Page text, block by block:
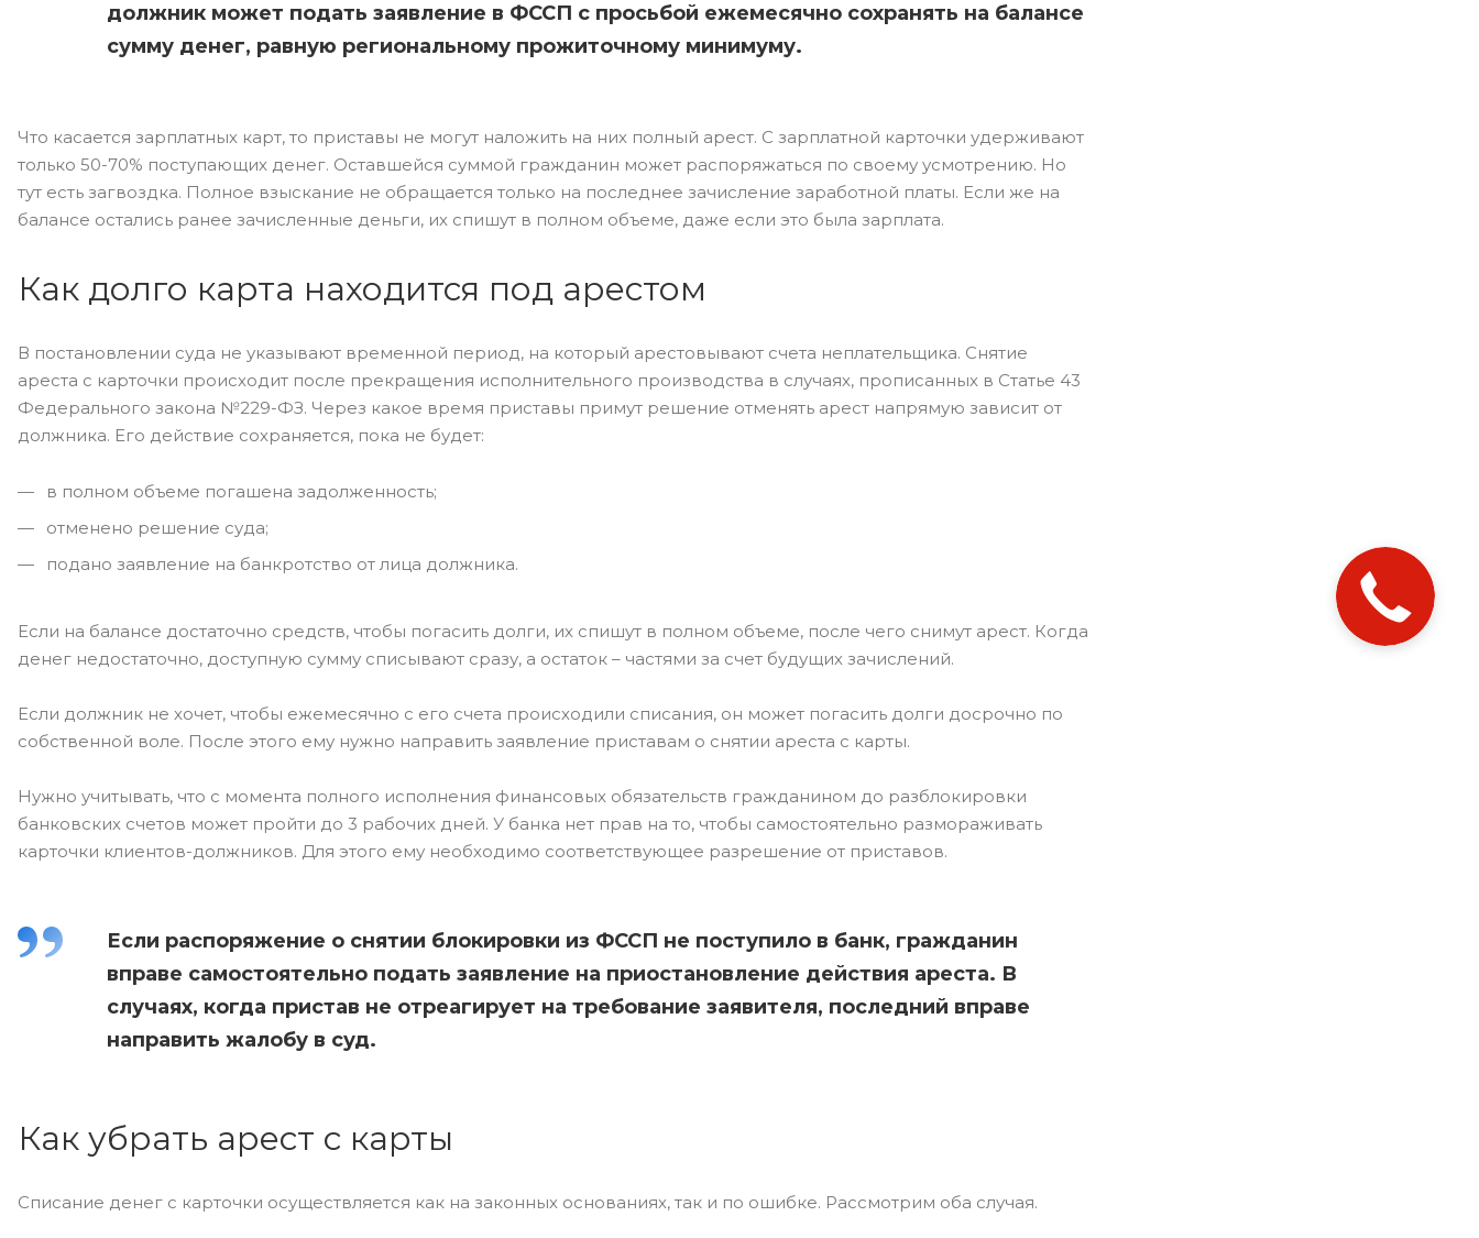
должник может подать заявление в ФССП с просьбой ежемесячно сохранять на балансе
сумму денег, равную региональному прожиточному минимуму.
Что касается зарплатных карт, то приставы не могут наложить на них полный арест. С зарплатной карточки удерживают
только 50-70% поступающих денег. Оставшейся суммой гражданин может распоряжаться по своему усмотрению. Но
тут есть загвоздка. Полное взыскание не обращается только на последнее зачисление заработной платы. Если же на
балансе остались ранее зачисленные деньги, их спишут в полном объеме, даже если это была зарплата.
Как долго карта находится под арестом
В постановлении суда не указывают временной период, на который арестовывают счета неплательщика. Снятие
ареста с карточки происходит после прекращения исполнительного производства в случаях, прописанных в Статье 43
Федерального закона №229-ФЗ. Через какое время приставы примут решение отменять арест напрямую зависит от
должника. Его действие сохраняется, пока не будет:
в полном объеме погашена задолженность;
отменено решение суда;
подано заявление на банкротство от лица должника.
Если на балансе достаточно средств, чтобы погасить долги, их спишут в полном объеме, после чего снимут арест. Когда
денег недостаточно, доступную сумму списывают сразу, а остаток – частями за счет будущих зачислений.
Если должник не хочет, чтобы ежемесячно с его счета происходили списания, он может погасить долги досрочно по
собственной воле. После этого ему нужно направить заявление приставам о снятии ареста с карты.
Нужно учитывать, что с момента полного исполнения финансовых обязательств гражданином до разблокировки
банковских счетов может пройти до 3 рабочих дней. У банка нет прав на то, чтобы самостоятельно размораживать
карточки клиентов-должников. Для этого ему необходимо соответствующее разрешение от приставов.
Если распоряжение о снятии блокировки из ФССП не поступило в банк, гражданин
вправе самостоятельно подать заявление на приостановление действия ареста. В
случаях, когда пристав не отреагирует на требование заявителя, последний вправе
направить жалобу в суд.
Как убрать арест с карты
Списание денег с карточки осуществляется как на законных основаниях, так и по ошибке. Рассмотрим оба случая.